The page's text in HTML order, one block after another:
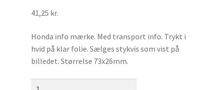
Diverse mærker
41,25 kr.
Honda info mærke. Med transport info. Trykt i
hvid på klar folie. Sælges stykvis som vist på
billedet. Størrelse 73x26mm.